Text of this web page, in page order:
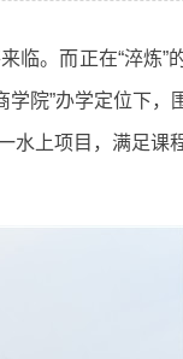
。而正在“淬炼”
院”办学定位下，
水上项目，满足课